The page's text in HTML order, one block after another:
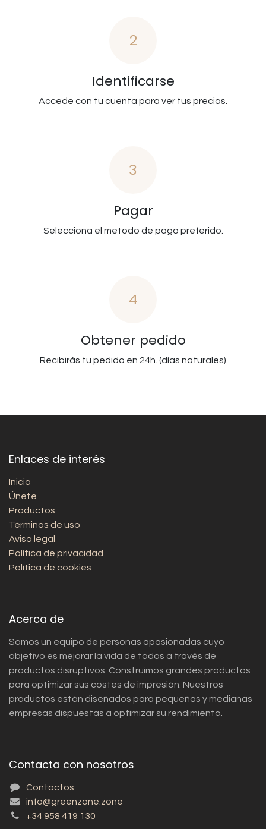
2
Identificarse
Accede con tu cuenta para ver tus precios.
3
Pagar
Selecciona el metodo de pago preferido.
4
Obtener pedido
Recibirás tu pedido en 24h. (días naturales)
Enlaces de interés
Inicio
Únete
Productos
Términos de uso
Aviso legal
Política de privacidad
Política de cookies
Acerca de
Somos un equipo de personas apasionadas cuyo
objetivo es mejorar la vida de todos a través de
productos disruptivos. Construimos grandes productos
para optimizar sus costes de impresión. Nuestros
productos están diseñados para pequeñas y medianas
empresas dispuestas a optimizar su rendimiento.
Contacta con nosotros
Contactos
info@greenzone.zone
+34 958 419 130